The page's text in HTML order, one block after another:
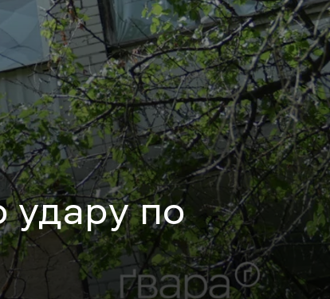
удару по